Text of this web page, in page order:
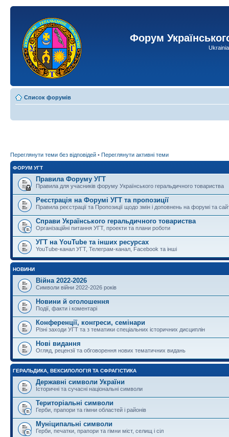
Форум
Список форумів
Переглянути теми без відповідей • Переглянути активні теми
ФОРУМ УГТ
Правила Форуму УГТ
Правила для учасників форуму Українського геральдичного товариства
Реєстрація на Форумі УГТ та пропозиції
Правила реєстрації та Пропозиції щодо змін і доповнень на форумі та
Справи Українського геральдичного товариства
Організаційні питання УГТ, проекти та плани роботи
УГТ на YouTube та інших ресурсах
YouTube-канал УГТ, Телеграм-канал, Facebook та інші
НОВИНИ
Війна 2022-2026
Символи війни 2022-2026 років
Новини й оголошення
Події, факти і коментарі
Конференції, конгреси, семінари
Різні заходи УГТ та з тематики спеціальних історичних дисциплін
Нові видання
Огляд, рецензії та обговорення нових тематичних видань
ГЕРАЛЬДИКА, ВЕКСИЛОЛОГІЯ ТА СФРАГІСТИКА
Державні символи України
Історичні та сучасні національні символи
Територіальні символи
Герби, прапори та гімни областей і районів
Муніципальні символи
Герби, печатки, прапори та гімни міст, селищ і сіл